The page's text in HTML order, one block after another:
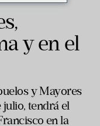
y en el
y Mayores
julio, tendrá el
en la